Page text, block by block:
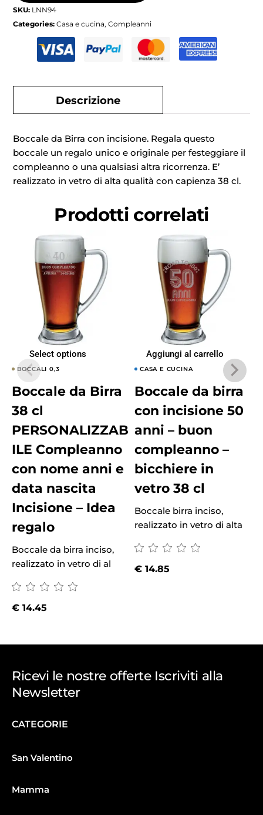
SKU: LNN94
Categories:Casa e cucina,Compleanni
Descrizione
Boccale da Birra con incisione. Regala questo
boccale un regalo unico e originale per festeggiare il
compleanno o una qualsiasi altra ricorrenza. E’
realizzato in vetro di alta qualità con capienza 38 cl.
Prodotti correlati
Select options
BOCCALI 0,3
Boccale da Birra
38 cl
PERSONALIZZAB
ILE Compleanno
con nome anni e
data nascita
Incisione – Idea
regalo
Boccale da birra inciso,
realizzato in vetro di al
€14.45
Aggiungi al carrello
CASA E CUCINA
Boccale da birra
con incisione 50
anni – buon
compleanno –
bicchiere in
vetro 38 cl
Boccale birra inciso,
realizzato in vetro di alta
€ 14.85
Ricevi le nostre offerte Iscriviti alla
Newsletter
CATEGORIE
San Valentino
Mamma